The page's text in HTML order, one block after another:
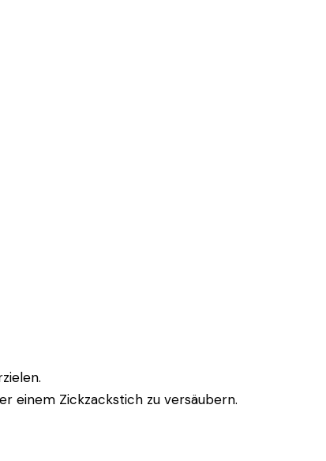
einem Zickzackstich zu versäubern.